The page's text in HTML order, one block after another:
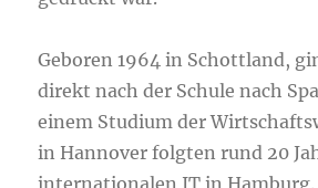
Geboren 1964 in Schottland,
direkt nach der Schule nach
einem Studium der
in Hannover folgten rund 20